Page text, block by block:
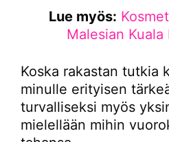
Lue myös:
Malesian Kuala
Koska rakastan tutkia
minulle erityisen
turvalliseksi myös
mielellään mihin